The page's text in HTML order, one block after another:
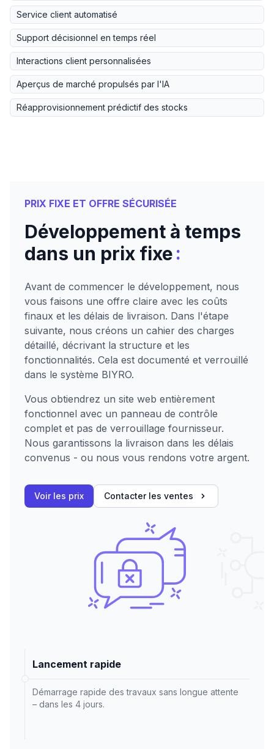
Service client automatisé
Support décisionnel en temps réel
Interactions client personnalisées
Aperçus de marché propulsés par l'IA
Réapprovisionnement prédictif des stocks
PRIX FIXE ET OFFRE SÉCURISÉE
Développement à temps
dans un prix fixe:
Avant de commencer le développement, nous
vous faisons une offre claire avec les coûts
finaux et les délais de livraison. Dans l'étape
suivante, nous créons un cahier des charges
détaillé, décrivant la structure et les
fonctionnalités. Cela est documenté et verrouillé
dans le système BIYRO.
Vous obtiendrez un site web entièrement
fonctionnel avec un panneau de contrôle
complet et pas de verrouillage fournisseur.
Nous garantissons la livraison dans les délais
convenus - ou nous vous rendons votre argent.
Voir les prix Contacter les ventes
Lancement rapide
Démarrage rapide des travaux sans longue attente
– dans les 4 jours.